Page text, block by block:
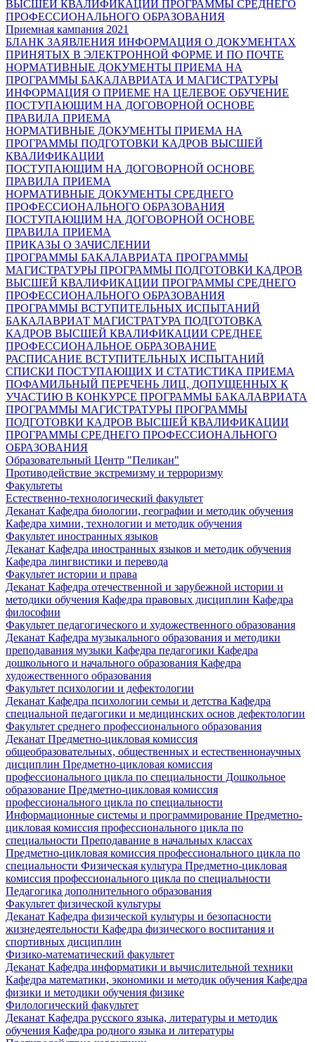
ВЫСШЕЙ КВАЛИФИКАЦИИ ПРОГРАММЫ СРЕДНЕГО
ПРОФЕССИОНАЛЬНОГО ОБРАЗОВАНИЯ
Приемная кампания 2021
БЛАНК ЗАЯВЛЕНИЯ ИНФОРМАЦИЯ О ДОКУМЕНТАХ
ПРИНЯТЫХ В ЭЛЕКТРОННОЙ ФОРМЕ И ПО ПОЧТЕ
НОРМАТИВНЫЕ ДОКУМЕНТЫ ПРИЕМА НА
ПРОГРАММЫ БАКАЛАВРИАТА И МАГИСТРАТУРЫ
ИНФОРМАЦИЯ О ПРИЕМЕ НА ЦЕЛЕВОЕ ОБУЧЕНИЕ
ПОСТУПАЮЩИМ НА ДОГОВОРНОЙ ОСНОВЕ
ПРАВИЛА ПРИЕМА
НОРМАТИВНЫЕ ДОКУМЕНТЫ ПРИЕМА НА
ПРОГРАММЫ ПОДГОТОВКИ КАДРОВ ВЫСШЕЙ
КВАЛИФИКАЦИИ
ПОСТУПАЮЩИМ НА ДОГОВОРНОЙ ОСНОВЕ
ПРАВИЛА ПРИЕМА
НОРМАТИВНЫЕ ДОКУМЕНТЫ СРЕДНЕГО
ПРОФЕССИОНАЛЬНОГО ОБРАЗОВАНИЯ
ПОСТУПАЮЩИМ НА ДОГОВОРНОЙ ОСНОВЕ
ПРАВИЛА ПРИЕМА
ПРИКАЗЫ О ЗАЧИСЛЕНИИ
ПРОГРАММЫ БАКАЛАВРИАТА ПРОГРАММЫ
МАГИСТРАТУРЫ ПРОГРАММЫ ПОДГОТОВКИ КАДРОВ
ВЫСШЕЙ КВАЛИФИКАЦИИ ПРОГРАММЫ СРЕДНЕГО
ПРОФЕССИОНАЛЬНОГО ОБРАЗОВАНИЯ
ПРОГРАММЫ ВСТУПИТЕЛЬНЫХ ИСПЫТАНИЙ
БАКАЛАВРИАТ МАГИСТРАТУРА ПОДГОТОВКА
КАДРОВ ВЫСШЕЙ КВАЛИФИКАЦИИ СРЕДНЕЕ
ПРОФЕССИОНАЛЬНОЕ ОБРАЗОВАНИЕ
РАСПИСАНИЕ ВСТУПИТЕЛЬНЫХ ИСПЫТАНИЙ
СПИСКИ ПОСТУПАЮЩИХ И СТАТИСТИКА ПРИЕМА
ПОФАМИЛЬНЫЙ ПЕРЕЧЕНЬ ЛИЦ, ДОПУЩЕННЫХ К
УЧАСТИЮ В КОНКУРСЕ ПРОГРАММЫ БАКАЛАВРИАТА
ПРОГРАММЫ МАГИСТРАТУРЫ ПРОГРАММЫ
ПОДГОТОВКИ КАДРОВ ВЫСШЕЙ КВАЛИФИКАЦИИ
ПРОГРАММЫ СРЕДНЕГО ПРОФЕССИОНАЛЬНОГО
ОБРАЗОВАНИЯ
Образовательный Центр "Пеликан"
Противодействие экстремизму и терроризму
Факультеты
Естественно-технологический факультет
Деканат Кафедра биологии, географии и методик обучения
Кафедра химии, технологии и методик обучения
Факультет иностранных языков
Деканат Кафедра иностранных языков и методик обучения
Кафедра лингвистики и перевода
Факультет истории и права
Деканат Кафедра отечественной и зарубежной истории и
методики обучения Кафедра правовых дисциплин Кафедра
философии
Факультет педагогического и художественного образования
Деканат Кафедра музыкального образования и методики
преподавания музыки Кафедра педагогики Кафедра
дошкольного и начального образования Кафедра
художественного образования
Факультет психологии и дефектологии
Деканат Кафедра психологии семьи и детства Кафедра
специальной педагогики и медицинских основ дефектологии
Факультет среднего профессионального образования
Деканат Предметно-цикловая комиссия
общеобразовательных, общественных и естественнонаучных
дисциплин Предметно-цикловая комиссия
профессионального цикла по специальности Дошкольное
образование Предметно-цикловая комиссия
профессионального цикла по специальности
Информационные системы и программирование Предметно-
цикловая комиссия профессионального цикла по
специальности Преподавание в начальных классах
Предметно-цикловая комиссия профессионального цикла по
специальности Физическая культура Предметно-цикловая
комиссия профессионального цикла по специальности
Педагогика дополнительного образования
Факультет физической культуры
Деканат Кафедра физической культуры и безопасности
жизнедеятельности Кафедра физического воспитания и
спортивных дисциплин
Физико-математический факультет
Деканат Кафедра информатики и вычислительной техники
Кафедра математики, экономики и методик обучения Кафедра
физики и методики обучения физике
Филологический факультет
Деканат Кафедра русского языка, литературы и методик
обучения Кафедра родного языка и литературы